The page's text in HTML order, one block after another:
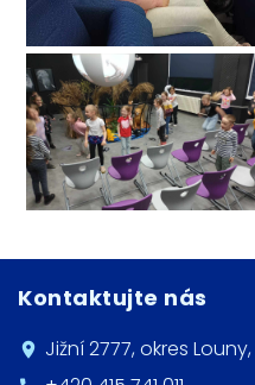
Kontaktujte nás
Jižní 2777, okres